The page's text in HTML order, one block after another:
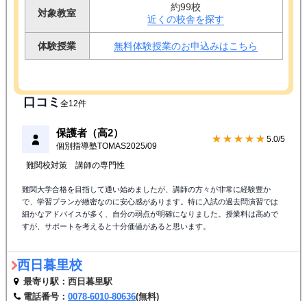
対象教室
約99校
近くの校舎を探す
体験授業 無料体験授業のお申込みはこちら
口コミ 全12件
保護者（高2）
個別指導塾TOMAS2025/09
★★★★★ 5.0/5
難関校対策 講師の専門性
難関大学合格を目指して通い始めましたが、講師の方々が非常に経験豊か
で、学習プランが緻密なのに安心感があります。特に入試の過去問演習では
細かなアドバイスが多く、自分の弱点が明確になりました。授業料は高めで
すが、サポートを考えると十分価値があると思います。
西日暮里校
最寄り駅：西日暮里駅
電話番号： 0078-6010-80636(無料)